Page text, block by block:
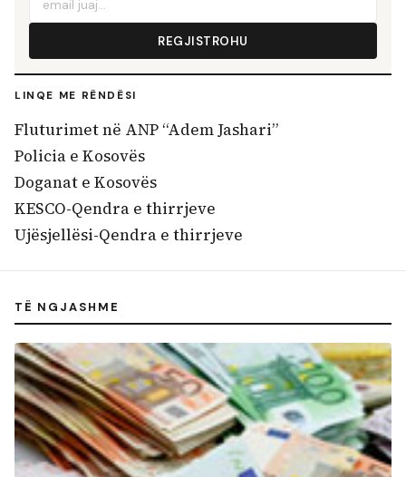
REGJISTROHU
LINQE ME RËNDËSI
Fluturimet në ANP “Adem Jashari”
Policia e Kosovës
Doganat e Kosovës
KESCO-Qendra e thirrjeve
Ujësjellësi-Qendra e thirrjeve
TË NGJASHME